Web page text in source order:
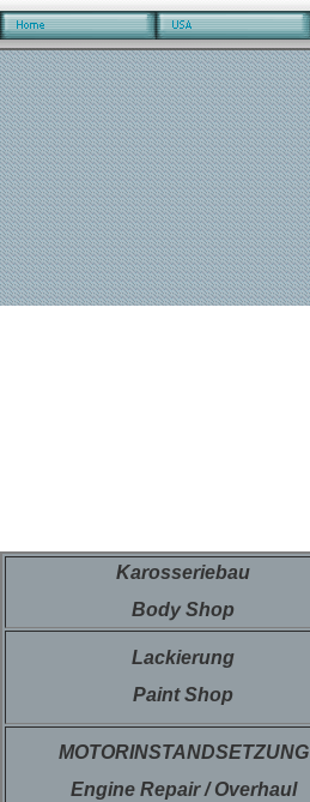
Karosseriebau
Body Shop
Lackierung
Paint Shop
MOTORINSTANDSETZUNG
Engine Repair / Overhaul